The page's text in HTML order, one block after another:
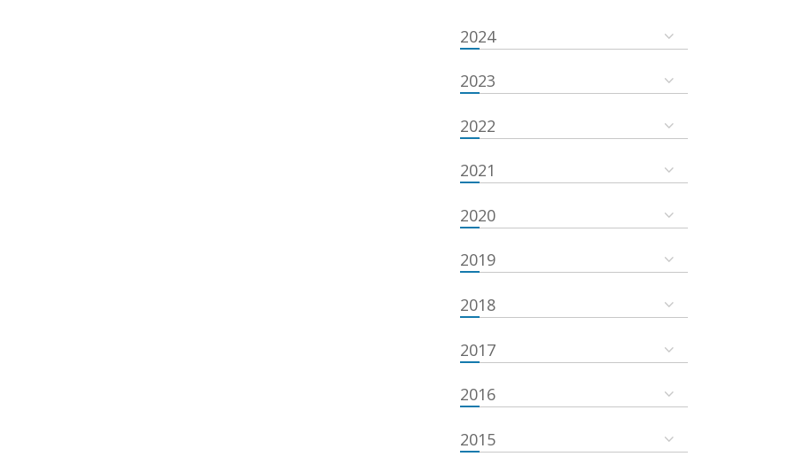
2024
2023
2022
2021
2020
2019
2018
2017
2016
2015